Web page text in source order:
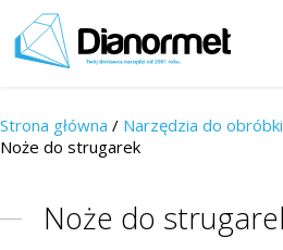
Strona główna / Narzędzia do
Noże do strugarek
Noże do